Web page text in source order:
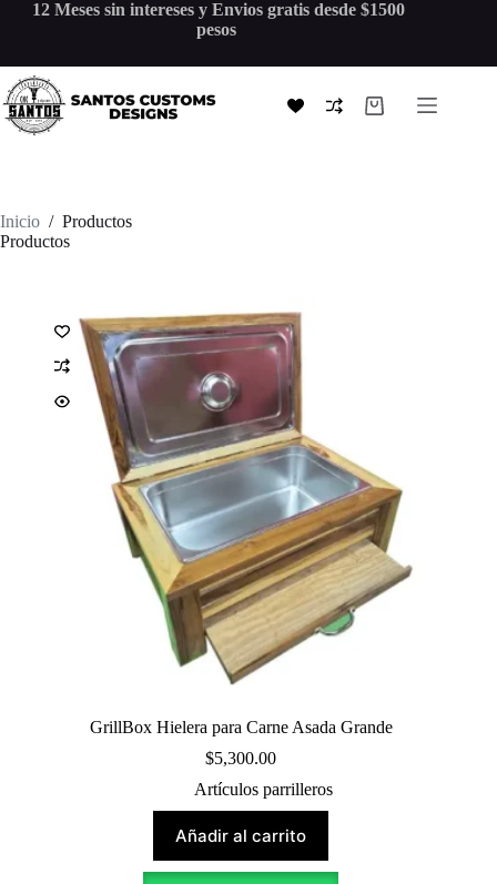
Saltar12 Meses sin intereses y Envios gratis desde $1500
pesos
Shopping
Inicio / Productos
Productos
GrillBox Hielera para Carne Asada Grande
$5,300.00
Artículos parrilleros
Añadir al carrito